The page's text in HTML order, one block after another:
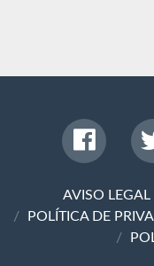
AVISO LEGAL
POLÍTICA DE